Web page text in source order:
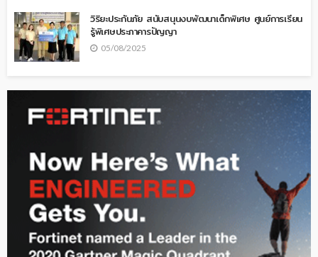
วิริยะประกันภัย สนับสนุนงบพัฒนาเด็กพิเศษ ศูนย์การเรียน
รู้พิเศษประภาคารปัญญา
05/08/2025